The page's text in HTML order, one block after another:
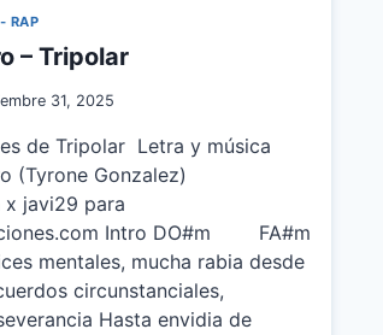
- RAP
– Tripolar
31, 2025
de Tripolar Letra y música
(Tyrone Gonzalez)
x javi29 para
Intro DO#m FA#m
mentales, mucha rabia desde
circunstanciales,
Hasta envidia de